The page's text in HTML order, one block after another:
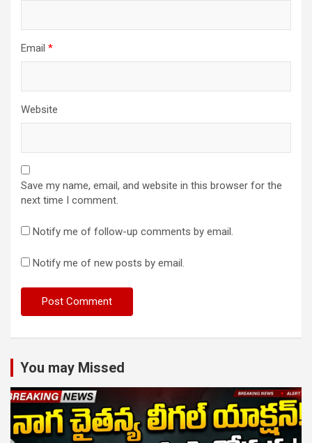
Email *
Website
Save my name, email, and website in this browser for the
next time I comment.
Notify me of follow-up comments by email.
Notify me of new posts by email.
You may Missed